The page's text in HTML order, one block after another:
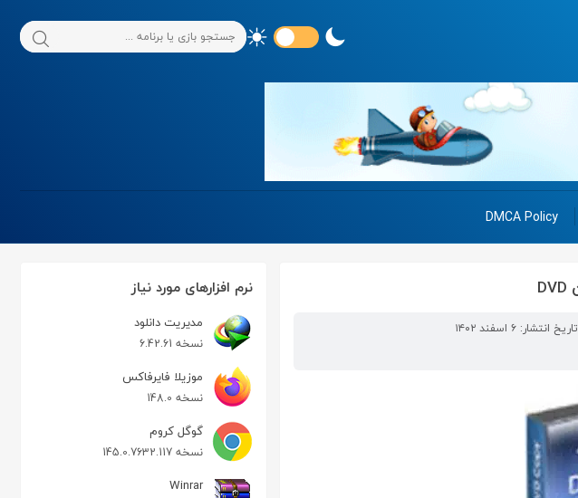
DMCA Policy
تاریخ انتشار: ۶ اسفند ۱۴۰۲
نرم افزارهای مورد نیاز
مدیریت دانلود
نسخه 6.42.61
موزیلا فایرفاکس
نسخه 148.0
گوگل کروم
نسخه 145.0.7632.117
Winrar